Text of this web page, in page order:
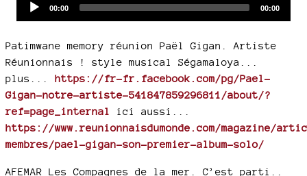
Current
00:00
Total
00:00
Patimwane memory réunion Paël Gigan. Artiste
Réunionnais ! style musical Ségamaloya...
plus... https://fr-fr.facebook.com/pg/Pael-
Gigan-notre-artiste-541847859296811/about/?
ref=page_internal
ici aussi...
https://www.reunionnaisdumonde.com/magazine/
membres/pael-gigan-son-premier-album-solo/
AFEMAR Les Compagnes de la mer. C’est parti..